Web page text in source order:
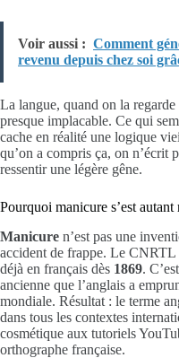
Voir aussi : Comment
revenu depuis chez soi
La langue, quand on la regarde
presque implacable. Ce qui
cache en réalité une logique
qu’on a compris ça, on n’écrit
ressentir une légère gêne.
Pourquoi manicure s’est autant
Manicure n’est pas une
accident de frappe. Le CNRTL
déjà en français dès 1869.
ancienne que l’anglais a
mondiale. Résultat : le terme
dans tous les contextes
cosmétique aux tutoriels
orthographe française.